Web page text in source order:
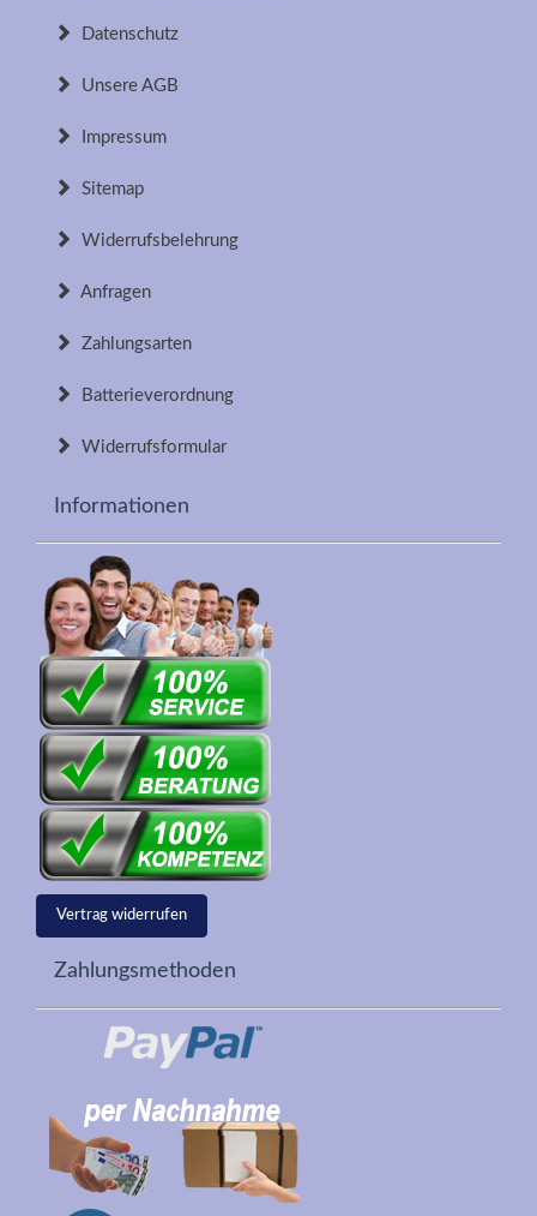
Datenschutz
Unsere AGB
Impressum
Sitemap
Widerrufsbelehrung
Anfragen
Zahlungsarten
Batterieverordnung
Widerrufsformular
Informationen
Vertrag widerrufen
Zahlungsmethoden